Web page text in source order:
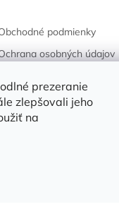
prezeranie
zlepšovali jeho
na
podmienky
osobných údajov